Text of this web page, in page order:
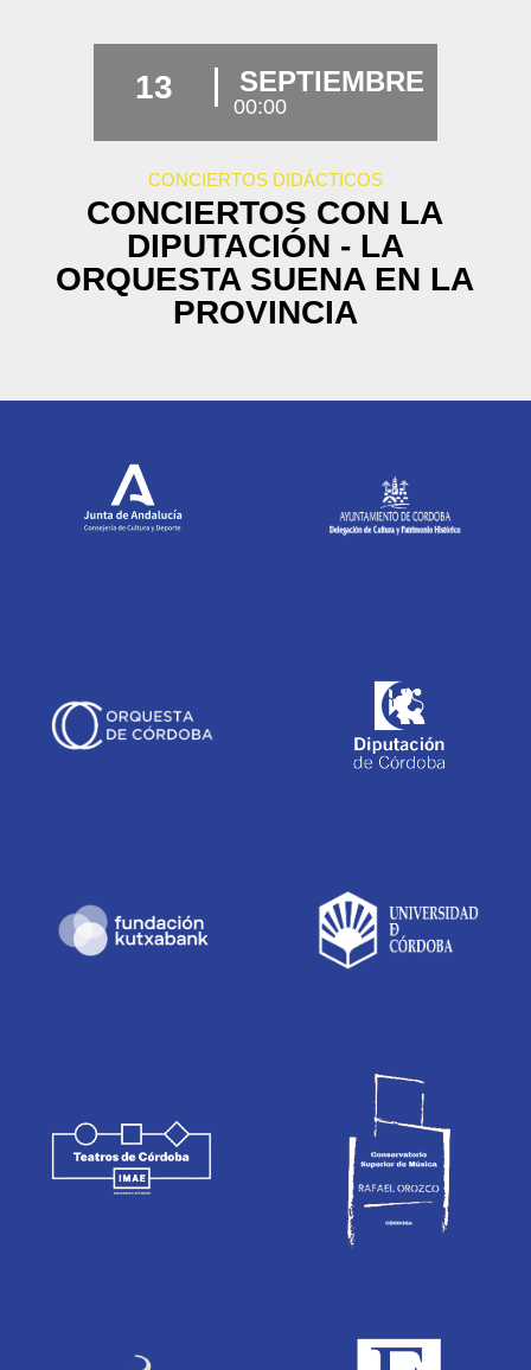
13 SEPTIEMBRE
00:00
CONCIERTOS DIDÁCTICOS
CONCIERTOS CON LA
DIPUTACIÓN - LA
ORQUESTA SUENA EN LA
PROVINCIA